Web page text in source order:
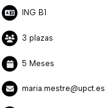
ING B1
3 plazas
5 Meses
maria.mestre@upct.es